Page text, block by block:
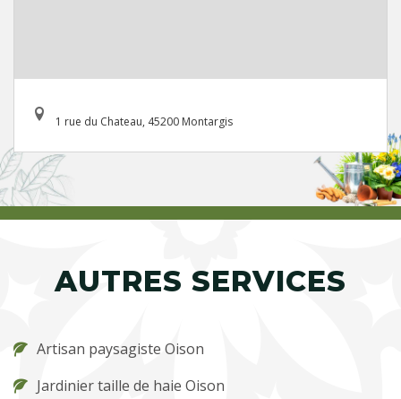
1 rue du Chateau, 45200 Montargis
AUTRES SERVICES
Artisan paysagiste Oison
Jardinier taille de haie Oison